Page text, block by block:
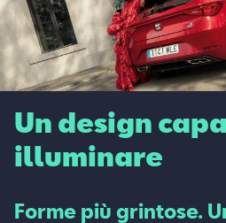
Un design
illuminare
Forme più grintose.